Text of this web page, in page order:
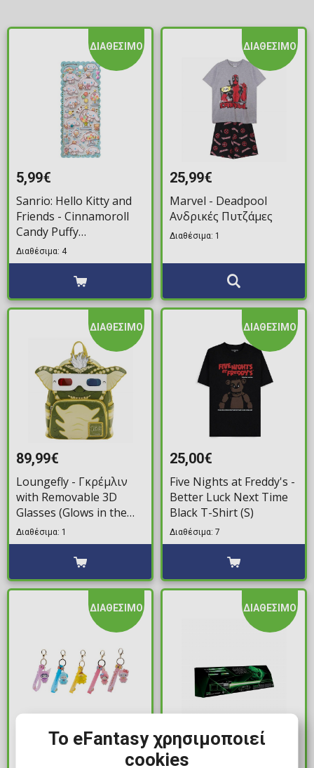
ΔΙΑΘΕΣΙΜΟ
5,99€
Sanrio: Hello Kitty and
Friends - Cinnamoroll
Candy Puffy
Αυτοκόλλητα
Διαθέσιμα: 4
ΔΙΑΘΕΣΙΜΟ
25,99€
Marvel - Deadpool
Ανδρικές Πυτζάμες
Διαθέσιμα: 1
ΔΙΑΘΕΣΙΜΟ
89,99€
Loungefly - Γκρέμλιν
with Removable 3D
Glasses (Glows in the
Dark) Τσάντα Σακίδιο
Πλάτης
Διαθέσιμα: 1
ΔΙΑΘΕΣΙΜΟ
25,00€
Five Nights at Freddy's -
Better Luck Next Time
Black T-Shirt (S)
Διαθέσιμα: 7
ΔΙΑΘΕΣΙΜΟ
7,99€
Hello Kitty & Friends -
ΔΙΑΘΕΣΙΜΟ
339,99€
Star Wars: Black Series -
Το eFantasy χρησιμοποιεί
cookies